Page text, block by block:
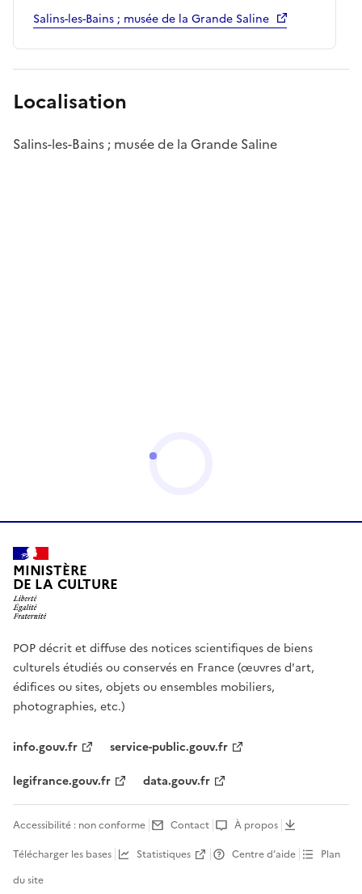
Salins-les-Bains ; musée de la Grande Saline
Localisation
Salins-les-Bains ; musée de la Grande Saline
MINISTÈRE
DE LA CULTURE
POP décrit et diffuse des notices scientifiques de biens
culturels étudiés ou conservés en France (œuvres d'art,
édifices ou sites, objets ou ensembles mobiliers,
photographies, etc.)
info.gouv.fr
service-public.gouv.fr
legifrance.gouv.fr
data.gouv.fr
Accessibilité : non conforme Contact
À propos
Télécharger les bases
Statistiques Centre d’aide
Plan
du site